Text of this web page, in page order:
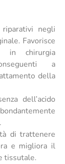
negli
Favorisce
in chirurgia
a
della
dell’acido
di trattenere
e migliora il
tissutale.